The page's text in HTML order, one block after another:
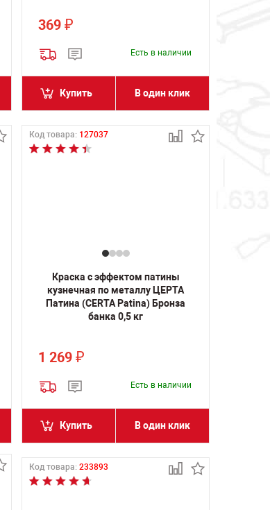
369₽
Есть в наличии
Купить В один клик
Код товара: 127037
Краска с эффектом патины
кузнечная по металлу ЦЕРТА
Патина (CERTA Patina) Бронза
банка 0,5 кг
1 269₽
Есть в наличии
Купить В один клик
Код товара:233893